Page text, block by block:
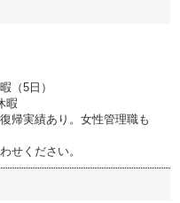
（5日）
暇
帰実績あり。女性管理職も
せください。